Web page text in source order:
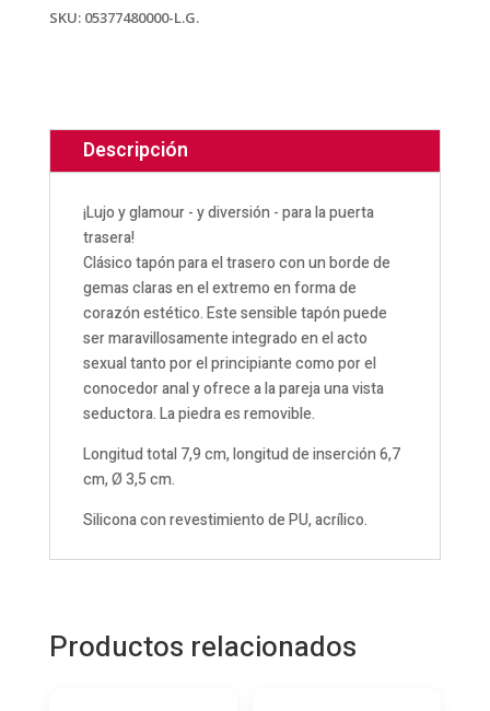
SKU: 05377480000-L.G.
Descripción
¡Lujo y glamour - y diversión - para la puerta
trasera!
Clásico tapón para el trasero con un borde de
gemas claras en el extremo en forma de
corazón estético. Este sensible tapón puede
ser maravillosamente integrado en el acto
sexual tanto por el principiante como por el
conocedor anal y ofrece a la pareja una vista
seductora. La piedra es removible.
Longitud total 7,9 cm, longitud de inserción 6,7
cm, Ø 3,5 cm.
Silicona con revestimiento de PU, acrílico.
Productos relacionados